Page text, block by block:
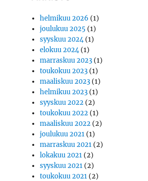
helmikuu 2026 (1)
joulukuu 2025 (1)
syyskuu 2024(1)
elokuu 2024(1)
marraskuu 2023 (1)
toukokuu 2023 (1)
maaliskuu 2023 (1)
helmikuu 2023 (1)
syyskuu 2022 (2)
toukokuu 2022 (1)
maaliskuu 2022 (2)
joulukuu 2021 (1)
marraskuu 2021 (2)
lokakuu 2021 (2)
syyskuu 2021 (2)
toukokuu 2021 (2)